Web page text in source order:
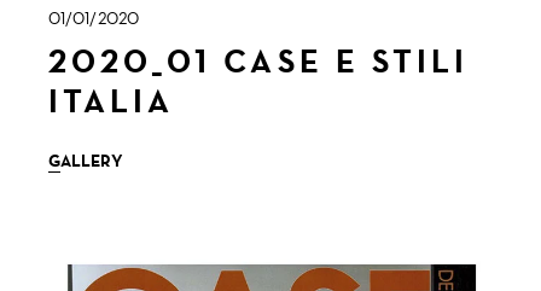
01/01/2020
2020_01 CASE E STILI
ITALIA
GALLERY